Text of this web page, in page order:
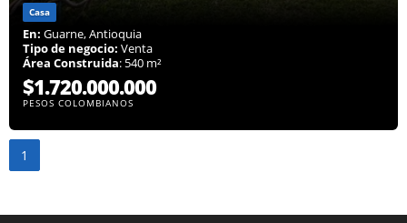
Casa
En: Guarne, Antioquia
Tipo de negocio: Venta
Área Construida: 540 m²
$1.720.000.000
PESOS COLOMBIANOS
1